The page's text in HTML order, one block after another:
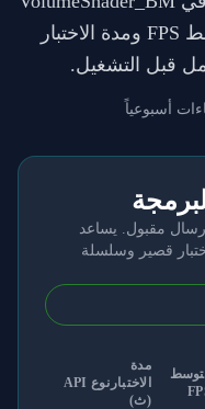
لكل إعداد وجودة API. راجع متوسط FPS ومدة الاختبار
قبل التشغيل.
أسبوعياً
مقبول. يساعد
قصير وسلسلة
مدة
الاختبار
(ث)
نوع API